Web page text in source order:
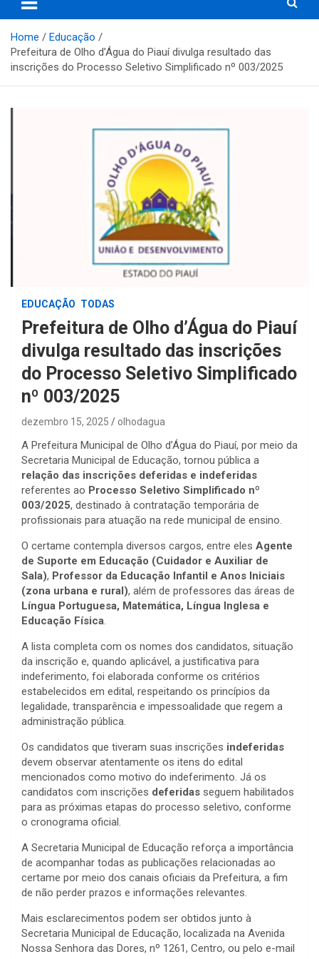
Home
Educação
Prefeitura de Olho d’Água do Piauí divulga resultado das
inscrições do Processo Seletivo Simplificado nº 003/2025
EDUCAÇÃO TODAS
Prefeitura de Olho d’Água do Piauí
divulga resultado das inscrições
do Processo Seletivo Simplificado
nº 003/2025
dezembro 15, 2025 olhodagua
A Prefeitura Municipal de Olho d’Água do Piauí, por meio da
Secretaria Municipal de Educação, tornou pública a
relação das inscrições deferidas e indeferidas
referentes ao Processo Seletivo Simplificado nº
003/2025, destinado à contratação temporária de
profissionais para atuação na rede municipal de ensino.
O certame contempla diversos cargos, entre eles Agente
de Suporte em Educação (Cuidador e Auxiliar de
Sala), Professor da Educação Infantil e Anos Iniciais
(zona urbana e rural), além de professores das áreas de
Língua Portuguesa, Matemática, Língua Inglesa e
Educação Física.
A lista completa com os nomes dos candidatos, situação
da inscrição e, quando aplicável, a justificativa para
indeferimento, foi elaborada conforme os critérios
estabelecidos em edital, respeitando os princípios da
legalidade, transparência e impessoalidade que regem a
administração pública.
Os candidatos que tiveram suas inscrições indeferidas
devem observar atentamente os itens do edital
mencionados como motivo do indeferimento. Já os
candidatos com inscrições deferidas seguem habilitados
para as próximas etapas do processo seletivo, conforme
o cronograma oficial.
A Secretaria Municipal de Educação reforça a importância
de acompanhar todas as publicações relacionadas ao
certame por meio dos canais oficiais da Prefeitura, a fim
de não perder prazos e informações relevantes.
Mais esclarecimentos podem ser obtidos junto à
Secretaria Municipal de Educação, localizada na Avenida
Nossa Senhora das Dores, nº 1261, Centro, ou pelo e-mail